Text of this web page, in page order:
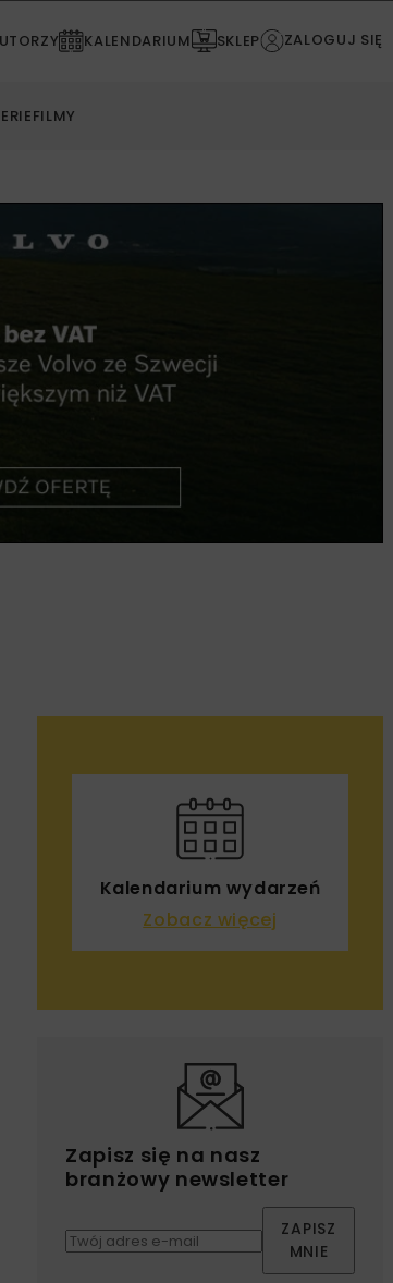
KALENDARIUM SKLEP ZALOGUJ SIĘ
FILMY
Kalendarium wydarzeń
Zobacz więcej
Zapisz się na nasz
branżowy newsletter
ZAPISZ
MNIE